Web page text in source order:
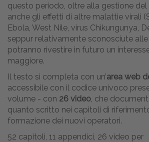
questo periodo, oltre alla gestione del
anche gli effetti di altre malattie virali
Ebola, West Nile, virus Chikungunya,
seppur relativamente sconosciute alle
potranno rivestire in futuro un
maggiore.
Il testo si completa con un’area web
accessibile con il codice univoco
volume - con 26 video , che
quanto scritto nei capitoli di
formazione dei nuovi operatori.
52 capitoli, 11 appendici, 26 video per